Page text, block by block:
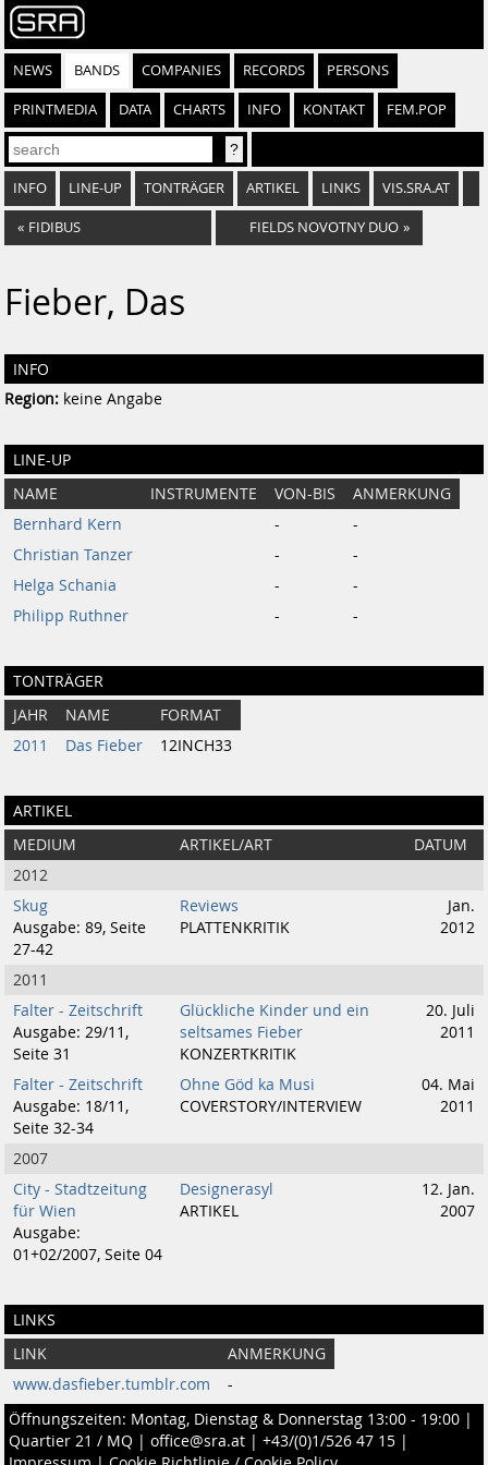
NEWS BANDS COMPANIES RECORDS PERSONS
PRINTMEDIA DATA CHARTS INFO KONTAKT FEM.POP
INFO LINE-UP TONTRÄGER ARTIKEL LINKS VIS.SRA.AT
« FIDIBUS FIELDS NOVOTNY DUO »
Fieber, Das
INFO
Region: keine Angabe
LINE-UP
NAME INSTRUMENTE VON-BIS
ANMERKUNG
Bernhard Kern
-
-
Christian Tanzer
-
-
Helga Schania
-
-
Philipp Ruthner
- -
TONTRÄGER
JAHR NAME
FORMAT
2011
Das Fieber 12INCH33
ARTIKEL
MEDIUM ARTIKEL/ART
DATUM
2012
Skug
Ausgabe: 89, Seite
27-42
Reviews
PLATTENKRITIK
Jan.
2012
2011
Falter - Zeitschrift
Ausgabe: 29/11,
Seite 31
Glückliche Kinder und ein
seltsames Fieber
KONZERTKRITIK
20. Juli
2011
Falter - Zeitschrift
Ausgabe: 18/11,
Seite 32-34
Ohne Göd ka Musi
COVERSTORY/INTERVIEW
04. Mai
2011
2007
City - Stadtzeitung
für Wien
Ausgabe:
01+02/2007, Seite 04
Designerasyl
ARTIKEL
12. Jan.
2007
LINKS
LINK
ANMERKUNG
www.dasfieber.tumblr.com
-
Öffnungszeiten: Montag, Dienstag & Donnerstag 13:00 - 19:00 |
Quartier 21 / MQ | office@sra.at | +43/(0)1/526 47 15 |